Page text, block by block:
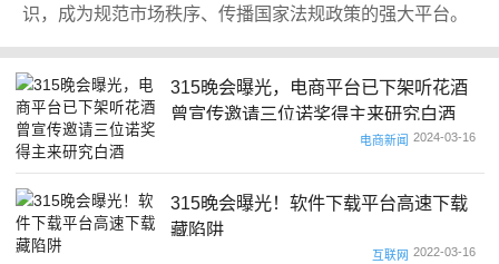
识，成为规范市场秩序、传播国家法规政策的强大平台。
315晚会曝光，电商平台已下架听花酒
曾宣传邀请三位诺奖得主来研究白酒
电商新闻 2024-03-16
315晚会曝光！软件下载平台高速下载
藏陷阱
互联网 2022-03-16